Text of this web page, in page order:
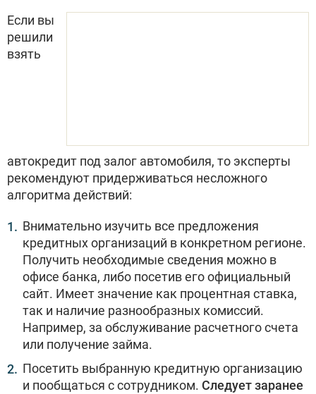
Если вы
решили
взять
автокредит под залог автомобиля, то эксперты
рекомендуют придерживаться несложного
алгоритма действий:
Внимательно изучить все предложения
кредитных организаций в конкретном регионе.
Получить необходимые сведения можно в
офисе банка, либо посетив его официальный
сайт. Имеет значение как процентная ставка,
так и наличие разнообразных комиссий.
Например, за обслуживание расчетного счета
или получение займа.
Посетить выбранную кредитную организацию
и пообщаться с сотрудником. Следует заранее